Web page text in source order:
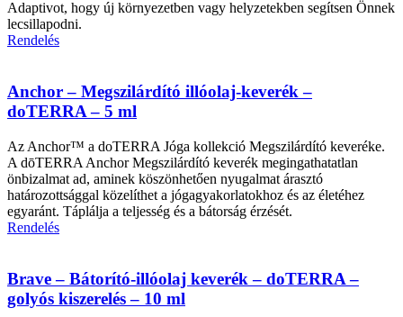
Adaptivot, hogy új környezetben vagy helyzetekben segítsen Önnek
lecsillapodni.
Rendelés
Anchor – Megszilárdító illóolaj-keverék –
doTERRA – 5 ml
Az Anchor™ a doTERRA Jóga kollekció Megszilárdító keveréke.
A dōTERRA Anchor Megszilárdító keverék megingathatatlan
önbizalmat ad, aminek köszönhetően nyugalmat árasztó
határozottsággal közelíthet a jógagyakorlatokhoz és az életéhez
egyaránt. Táplálja a teljesség és a bátorság érzését.
Rendelés
Brave – Bátorító-illóolaj keverék – doTERRA –
golyós kiszerelés – 10 ml